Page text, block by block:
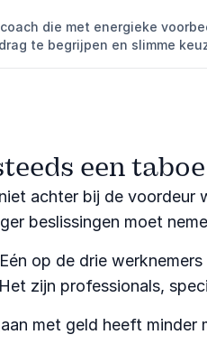
die met energieke
te begrijpen en slimme
een
achter bij de
beslissingen moet
op de drie
zijn professionals,
met geld heeft minder